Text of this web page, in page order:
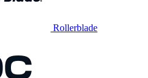
Rollerblade